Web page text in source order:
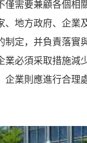
需要兼顧各個相
地方政府、企業
定，并負責落實
必須采取措施減
業則應進行合理